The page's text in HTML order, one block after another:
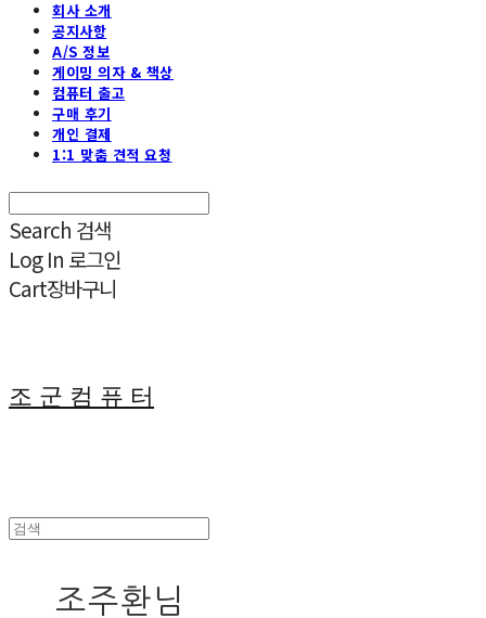
회사 소개
공지사항
A/S 정보
게이밍 의자 & 책상
컴퓨터 출고
구매 후기
개인 결제
1:1 맞춤 견적 요청
Search 검색
Log In 로그인
Cart장바구니
조 군 컴 퓨 터
조주환님